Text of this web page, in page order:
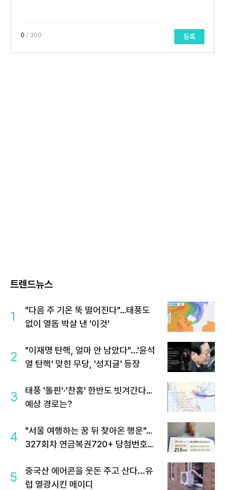
0 / 300 등록
트렌드뉴스
1
"다음 주 기온 뚝 떨어진다"…태풍도
없이 열돔 박살 낸 '이것'
2
"이재명 탄핵, 얼마 안 남았다"...'윤석
열 탄핵' 맞힌 무당, '성지글' 등장
3
태풍 '돌핀'·'찬홈' 한반도 빗겨간다…
예상 경로는?
4
"서울 여행하는 꿈 뒤 찾아온 행운"…
327회차 연금복권720+ 당첨번호조
5
중국산 에어콘을 웃돈 주고 산다...유
럽 열광시킨 메이디